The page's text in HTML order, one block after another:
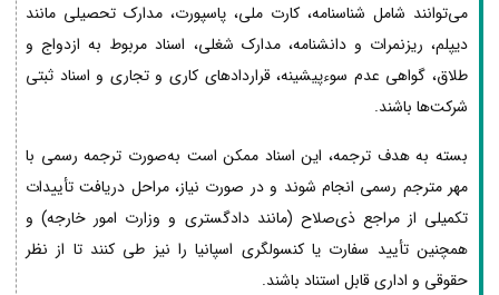
می‌توانند شامل شناسنامه، کارت ملی، پاسپورت، مدارک تحصیلی مانند
دیپلم، ریزنمرات و دانشنامه، مدارک شغلی، اسناد مربوط به ازدواج و
طلاق، گواهی عدم سوءپیشینه، قراردادهای کاری و تجاری و اسناد ثبتی
شرکت‌ها باشند.
بسته به هدف ترجمه، این اسناد ممکن است به‌صورت ترجمه رسمی با
مهر مترجم رسمی انجام شوند و در صورت نیاز، مراحل دریافت تأییدات
تکمیلی از مراجع ذی‌صلاح (مانند دادگستری و وزارت امور خارجه) و
همچنین تأیید سفارت یا کنسولگری اسپانیا را نیز طی کنند تا از نظر
حقوقی و اداری قابل استناد باشند.